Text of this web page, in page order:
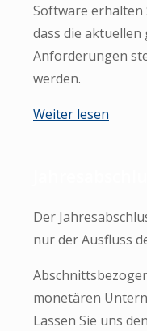
Software erhalten
dass die aktuellen
Anforderungen
werden.
Weiter lesen
Der
nur der Ausfluss
monetären
Lassen Sie uns